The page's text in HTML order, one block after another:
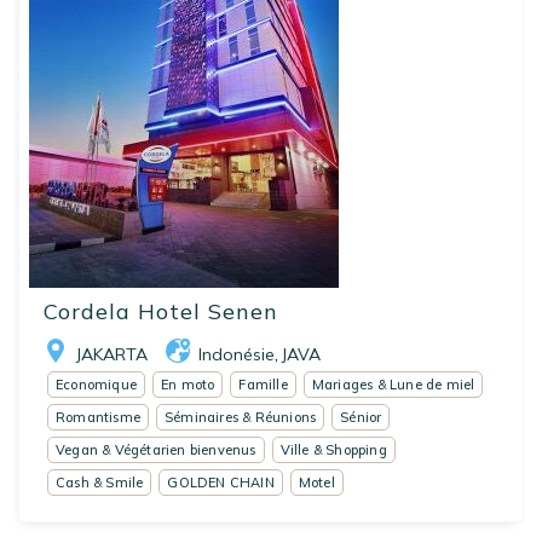
Cordela Hotel Senen
JAKARTA Indonésie JAVA
Economique En moto Famille
Mariages & Lune de miel
Romantisme
Séminaires & Réunions
Sénior
Vegan & Végétarien bienvenus
Ville & Shopping
Cash & Smile
GOLDEN CHAIN Motel